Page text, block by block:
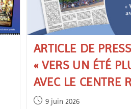
ARTICLE DE
« VERS UN ÉTÉ
AVEC LE CENTRE
9 juin 2026